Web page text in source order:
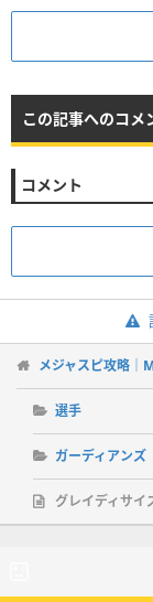
この記事へのコメ
コメント
メジャスピ攻略｜
選手
ガーディアンズ
グレイディサイ